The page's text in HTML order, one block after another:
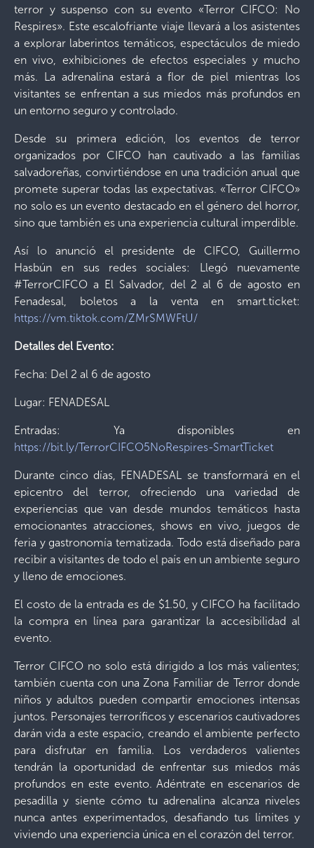
terror y suspenso con su evento «Terror CIFCO: No
Respires». Este escalofriante viaje llevará a los asistentes
a explorar laberintos temáticos, espectáculos de miedo
en vivo, exhibiciones de efectos especiales y mucho
más. La adrenalina estará a flor de piel mientras los
visitantes se enfrentan a sus miedos más profundos en
un entorno seguro y controlado.
Desde su primera edición, los eventos de terror
organizados por CIFCO han cautivado a las familias
salvadoreñas, convirtiéndose en una tradición anual que
promete superar todas las expectativas. «Terror CIFCO»
no solo es un evento destacado en el género del horror,
sino que también es una experiencia cultural imperdible.
Así lo anunció el presidente de CIFCO, Guillermo
Hasbún en sus redes sociales: Llegó nuevamente
#TerrorCIFCO a El Salvador, del 2 al 6 de agosto en
Fenadesal, boletos a la venta en smart.ticket:
https://vm.tiktok.com/ZMrSMWFtU/
Detalles del Evento:
Fecha: Del 2 al 6 de agosto
Lugar: FENADESAL
Entradas: Ya disponibles en
https://bit.ly/TerrorCIFCO5NoRespires-SmartTicket
Durante cinco días, FENADESAL se transformará en el
epicentro del terror, ofreciendo una variedad de
experiencias que van desde mundos temáticos hasta
emocionantes atracciones, shows en vivo, juegos de
feria y gastronomía tematizada. Todo está diseñado para
recibir a visitantes de todo el país en un ambiente seguro
y lleno de emociones.
El costo de la entrada es de $1.50, y CIFCO ha facilitado
la compra en línea para garantizar la accesibilidad al
evento.
Terror CIFCO no solo está dirigido a los más valientes;
también cuenta con una Zona Familiar de Terror donde
niños y adultos pueden compartir emociones intensas
juntos. Personajes terroríficos y escenarios cautivadores
darán vida a este espacio, creando el ambiente perfecto
para disfrutar en familia. Los verdaderos valientes
tendrán la oportunidad de enfrentar sus miedos más
profundos en este evento. Adéntrate en escenarios de
pesadilla y siente cómo tu adrenalina alcanza niveles
nunca antes experimentados, desafiando tus límites y
viviendo una experiencia única en el corazón del terror.